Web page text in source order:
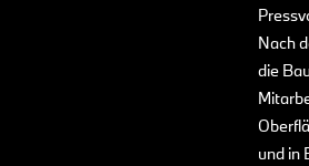
Nach
die
und in